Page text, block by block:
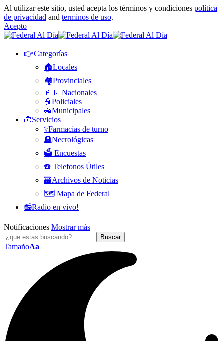
Al utilizar este sitio, usted acepta los términos y condiciones política
de privacidad and terminos de uso.
Acepto
👉Categorías
🏠Locales
🏘️Provinciales
🇦🇷 Nacionales
👮Policiales
🚜Municipales
🧰Servicios
⚕️Farmacias de turno
🪦Necrológicas
🗳️ Encuestas
☎️ Telefonos Útiles
🗃️Archivos de Noticias
🗺️ Mapa de Federal
📻Radio en vivo!
Notificaciones Mostrar más
TamañoAa